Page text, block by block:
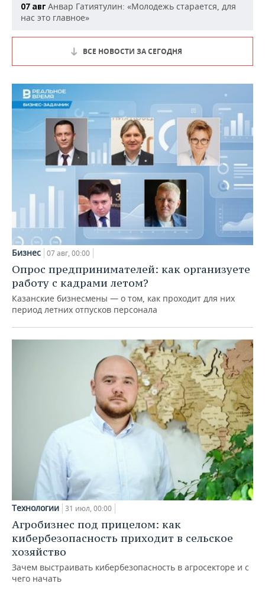
07 авг Анвар Гатиятулин: «Молодежь старается, для
нас это главное»
ВСЕ НОВОСТИ ЗА СЕГОДНЯ
Бизнес 07 авг, 00:00
Опрос предпринимателей: как организуете
работу с кадрами летом?
Казанские бизнесмены — о том, как проходит для них
период летних отпусков персонала
Технологии 31 июл, 00:00
Агробизнес под прицелом: как
кибербезопасность приходит в сельское
хозяйство
Зачем выстраивать кибербезопасность в агросекторе и с
чего начать